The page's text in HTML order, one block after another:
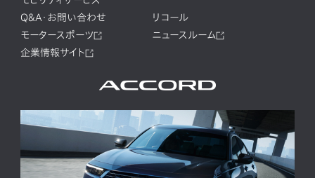
Q&A・お問い合わせ
リコール
モータースポーツ
ニュースルーム
企業情報サイト